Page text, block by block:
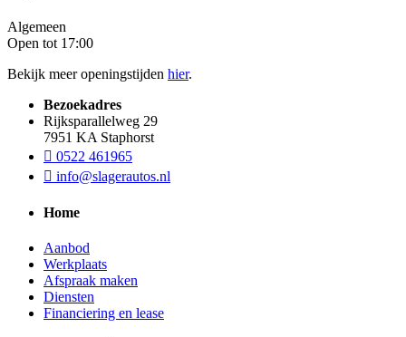
Algemeen
Open tot 17:00
Bekijk meer openingstijden hier.
Bezoekadres
Rijksparallelweg 29
7951 KA Staphorst
0522 461965
info@slagerautos.nl
Home
Aanbod
Werkplaats
Afspraak maken
Diensten
Financiering en lease